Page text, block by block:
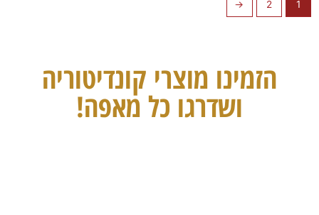
1
2
←
הזמינו מוצרי קונדיטוריה
ושדרגו כל מאפה!